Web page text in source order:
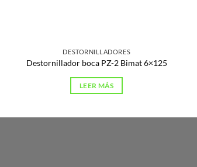
DESTORNILLADORES
Destornillador boca PZ-2 Bimat 6×125
LEER MÁS